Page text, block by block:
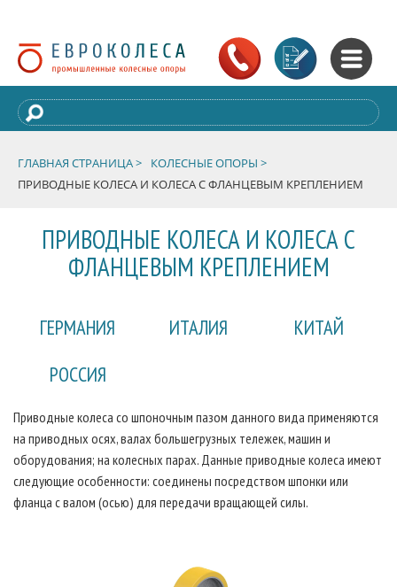
ГЛАВНАЯ СТРАНИЦА >
КОЛЕСНЫЕ ОПОРЫ >
ПРИВОДНЫЕ КОЛЕСА И КОЛЕСА С ФЛАНЦЕВЫМ КРЕПЛЕНИЕМ
ПРИВОДНЫЕ КОЛЕСА И КОЛЕСА С
ФЛАНЦЕВЫМ КРЕПЛЕНИЕМ
ГЕРМАНИЯ ИТАЛИЯ
КИТАЙ
РОССИЯ
Приводные колеса со шпоночным пазом данного вида применяются
на приводных осях, валах большегрузных тележек, машин и
оборудования; на колесных парах. Данные приводные колеса имеют
следующие особенности: соединены посредством шпонки или
фланца с валом (осью) для передачи вращающей силы.